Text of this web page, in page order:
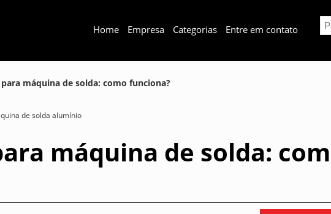
Home Empresa Categorias Entre em contato
máquina de solda: como funciona?
de solda alumínio
máquina de solda: